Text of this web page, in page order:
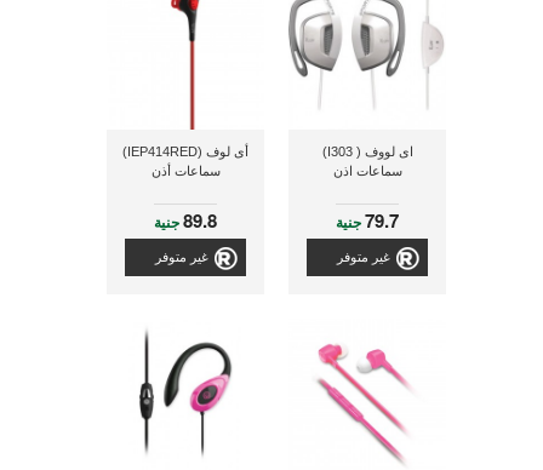
اى لووف ( I303)
سماعات اذن
79.7جنية
غير متوفر
أى لوف (IEP414RED)
سماعات أذن
89.8جنية
غير متوفر